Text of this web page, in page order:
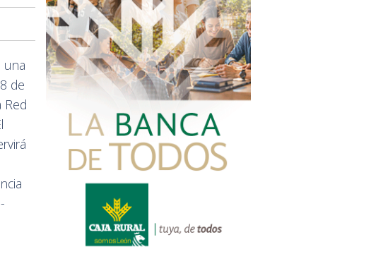
una
de
Red